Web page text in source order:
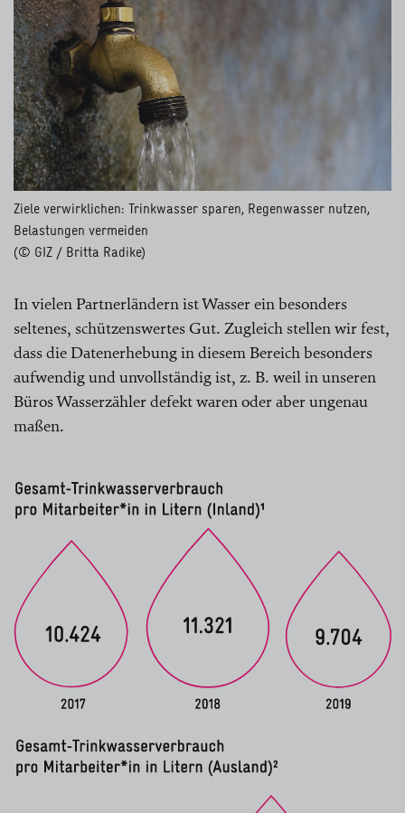
Ziele verwirklichen: Trinkwasser sparen, Regenwasser nutzen,
Belastungen vermeiden
(© GIZ / Britta Radike)
In vielen Partnerländern ist Wasser ein besonders
seltenes, schützenswertes Gut. Zugleich stellen wir fest,
dass die Datenerhebung in diesem Bereich besonders
aufwendig und unvollständig ist, z. B. weil in unseren
Büros Wasserzähler defekt waren oder aber ungenau
maßen.